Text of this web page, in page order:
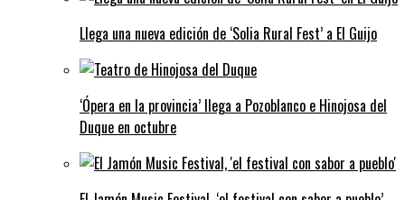
Llega una nueva edición de ‘Solia Rural Fest’ a El Guijo
‘Ópera en la provincia’ llega a Pozoblanco e Hinojosa del
Duque en octubre